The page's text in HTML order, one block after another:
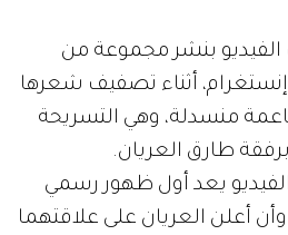
بنشر مجموعة من
أثناء تصفيف شعرها
منسدلة، وهي التسريحة
طارق العريان.
يعد أول ظهور رسمي
أعلن العريان على علاقتهما